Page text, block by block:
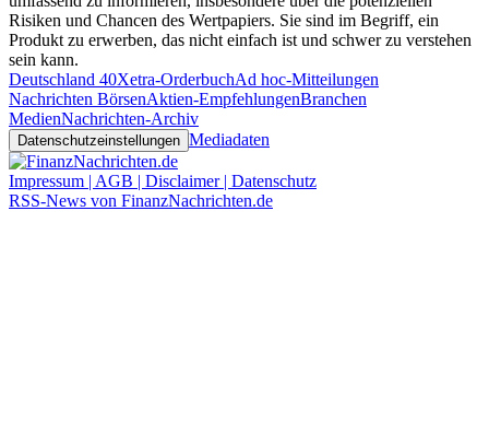
Risiken und Chancen des Wertpapiers. Sie sind im Begriff, ein
Produkt zu erwerben, das nicht einfach ist und schwer zu verstehen
sein kann.
Deutschland 40Xetra-OrderbuchAd hoc-Mitteilungen
Nachrichten BörsenAktien-EmpfehlungenBranchen
MedienNachrichten-Archiv
Datenschutzeinstellungen Mediadaten
Impressum | AGB | Disclaimer | Datenschutz
RSS-News von FinanzNachrichten.de